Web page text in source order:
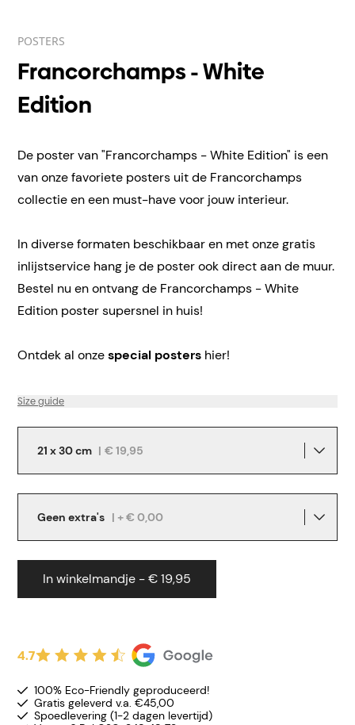
POSTERS
Francorchamps - White
Edition
De poster van "Francorchamps - White Edition" is een
van onze favoriete posters uit de Francorchamps
collectie en een must-have voor jouw interieur.
In diverse formaten beschikbaar en met onze gratis
inlijstservice hang je de poster ook direct aan de muur.
Bestel nu en ontvang de Francorchamps - White
Edition poster supersnel in huis!
Ontdek al onzespecial posters hier!
Size guide
21 x 30 cm | € 19,95
Geen extra's | + € 0,00
In winkelmandje - € 19,95
4.7
100% Eco-Friendly geproduceerd!
Gratis geleverd v.a. €45,00
Spoedlevering (1-2 dagen levertijd)